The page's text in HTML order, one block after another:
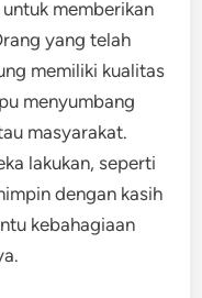
memberikan
yang telah
memiliki kualitas
menyumbang
masyarakat.
lakukan, seperti
dengan kasih
kebahagiaan